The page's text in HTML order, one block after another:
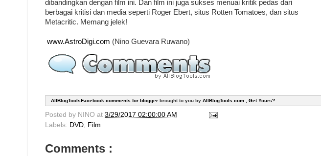
dibandingkan dengan film ini. Dan film ini juga sukses menuai kritik pedas dari
berbagai kritisi dan media seperti Roger Ebert, situs Rotten Tomatoes, dan situs
Metacritic. Memang jelek!
www.AstroDigi.com (Nino Guevara Ruwano)
AllBlogToolsFacebook comments for blogger brought to you by AllBlogTools.com , Get Yours?
Posted by NINO at 3/29/2017 02:00:00 AM
Labels: DVD, Film
Comments :